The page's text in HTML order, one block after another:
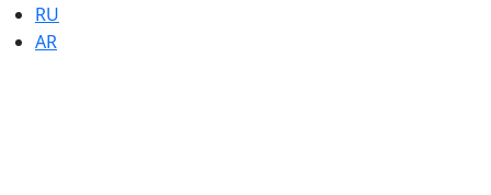
RU
AR